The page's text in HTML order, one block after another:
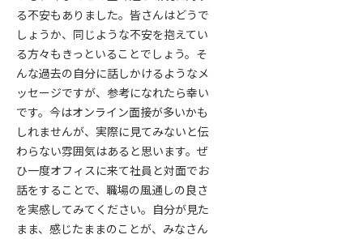
る不安もありました。皆さんはどうで
しょうか、同じような不安を抱えてい
る方々もきっといることでしょう。そ
んな過去の自分に話しかけるようなメ
ッセージですが、参考になれたら幸い
です。今はオンライン面接が多いかも
しれませんが、実際に見てみないと伝
わらない雰囲気はあると思います。ぜ
ひ一度オフィスに来て社員と対面でお
話をすることで、職場の風通しの良さ
を実感してみてください。自分が見た
まま、感じたままのことが、みなさん